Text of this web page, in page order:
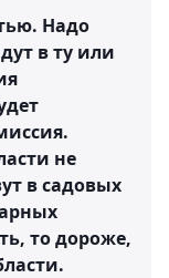
Надо
в ту или
не
в садовых
то дороже,